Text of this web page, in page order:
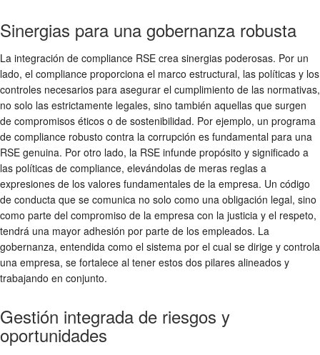
Sinergias para una gobernanza robusta
La integración de compliance RSE crea sinergias poderosas. Por un
lado, el compliance proporciona el marco estructural, las políticas y los
controles necesarios para asegurar el cumplimiento de las normativas,
no solo las estrictamente legales, sino también aquellas que surgen
de compromisos éticos o de sostenibilidad. Por ejemplo, un programa
de compliance robusto contra la corrupción es fundamental para una
RSE genuina. Por otro lado, la RSE infunde propósito y significado a
las políticas de compliance, elevándolas de meras reglas a
expresiones de los valores fundamentales de la empresa. Un código
de conducta que se comunica no solo como una obligación legal, sino
como parte del compromiso de la empresa con la justicia y el respeto,
tendrá una mayor adhesión por parte de los empleados. La
gobernanza, entendida como el sistema por el cual se dirige y controla
una empresa, se fortalece al tener estos dos pilares alineados y
trabajando en conjunto.
Gestión integrada de riesgos y
oportunidades